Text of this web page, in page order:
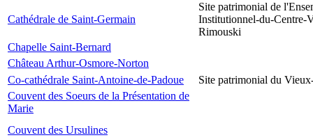
Cathédrale de Saint-Germain
Site patrimonial de
Institutionnel-du-Centre-
Rimouski
Chapelle Saint-Bernard
Château Arthur-Osmore-Norton
Co-cathédrale Saint-Antoine-de-Padoue
Site patrimonial du
Couvent des Soeurs de la Présentation de
Marie
Couvent des Ursulines